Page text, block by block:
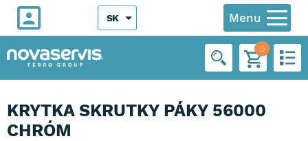
Menu
SK
0
KRYTKA SKRUTKY PÁKY 56000
CHRÓM